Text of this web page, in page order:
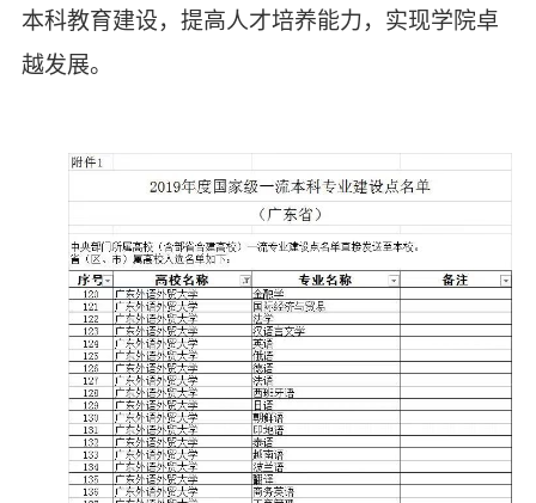
本科教育建设，提高人才培养能力，实现学院卓
越发展。